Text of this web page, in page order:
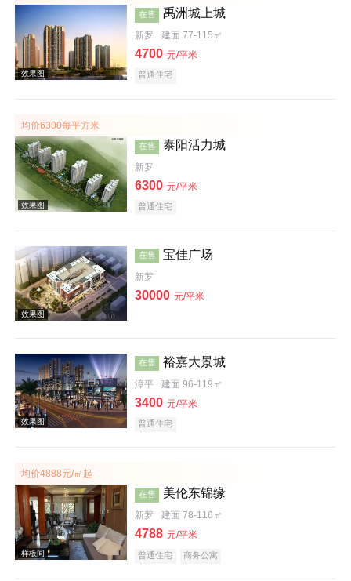
效果图
在售 禹洲城上城
新罗 建面 77-115㎡
4700 元/平米
普通住宅
均价6300每平方米
效果图
在售 泰阳活力城
新罗
6300 元/平米
普通住宅
在售 宝佳广场
新罗
30000 元/平米
在售 裕嘉大景城
漳平 建面 96-119㎡
3400 元/平米
普通住宅
均价4888元/㎡起
在售 美伦东锦缘
新罗 建面 78-116㎡
4788 元/平米
普通住宅 商务公寓